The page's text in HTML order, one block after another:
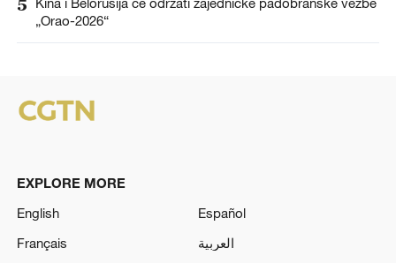
„Orao-2026“
EXPLORE MORE
English
Español
Français
العربية